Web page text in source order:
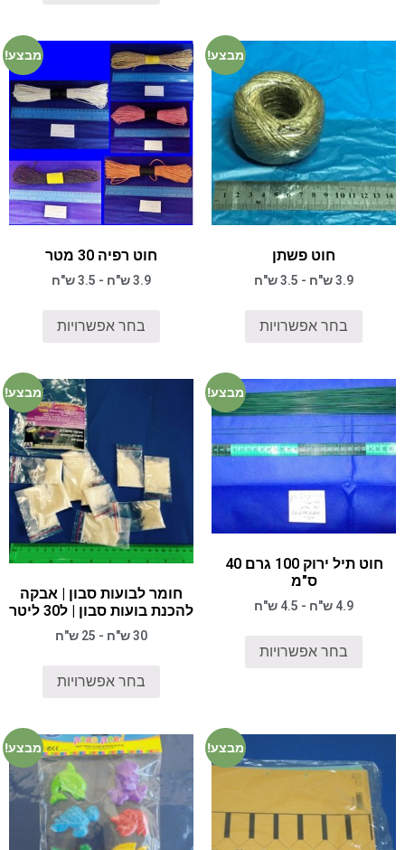
מבצע!
חוט פשתן
3.9 ש"ח - 3.5 ש"ח
בחר אפשרויות
מבצע!
חוט רפיה 30 מטר
3.9 ש"ח - 3.5 ש"ח
בחר אפשרויות
מבצע!
חוט תיל ירוק 100 גרם 40
ס"מ
4.9 ש"ח - 4.5 ש"ח
בחר אפשרויות
מבצע!
חומר לבועות סבון | אבקה
להכנת בועות סבון | ל30 ליטר
30 ש"ח - 25 ש"ח
בחר אפשרויות
מבצע! מבצע!